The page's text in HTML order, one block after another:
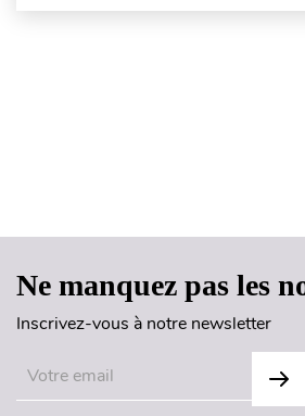
Ne manquez pas les
Inscrivez-vous à notre newsletter